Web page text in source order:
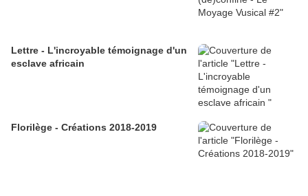
Lettre - L'incroyable témoignage d'un
esclave africain
Florilège - Créations 2018-2019